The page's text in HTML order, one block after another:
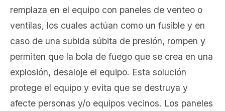
remplaza en el equipo con paneles de venteo o
ventilas, los cuales actúan como un fusible y en
caso de una subida súbita de presión, rompen y
permiten que la bola de fuego que se crea en una
explosión, desaloje el equipo. Esta solución
protege el equipo y evita que se destruya y
afecte personas y/o equipos vecinos. Los paneles